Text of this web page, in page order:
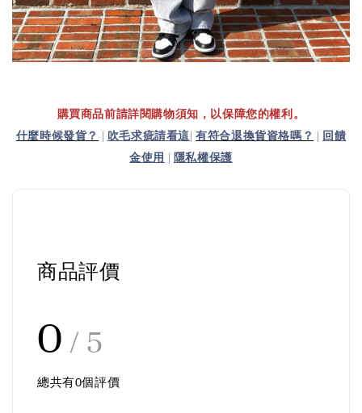
購買商品前請詳閱購物須知，以保障您的權利。
什麼時候發貨？ | 吹毛求疵請看這|有符合退換貨資格嗎？ | 回饋
金使用 | 隱私權保護
商品評價
0 / 5
總共有0個評價